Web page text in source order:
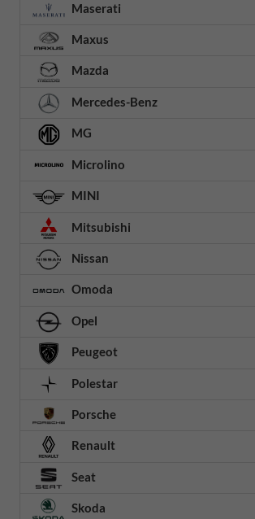
Maserati
Maxus
Mazda
Mercedes-Benz
MG
Microlino
MINI
Mitsubishi
Nissan
Omoda
Opel
Peugeot
Polestar
Porsche
Renault
Seat
Skoda